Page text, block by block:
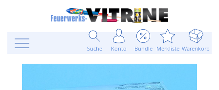
Suche Konto Bundle Merkliste Warenkorb